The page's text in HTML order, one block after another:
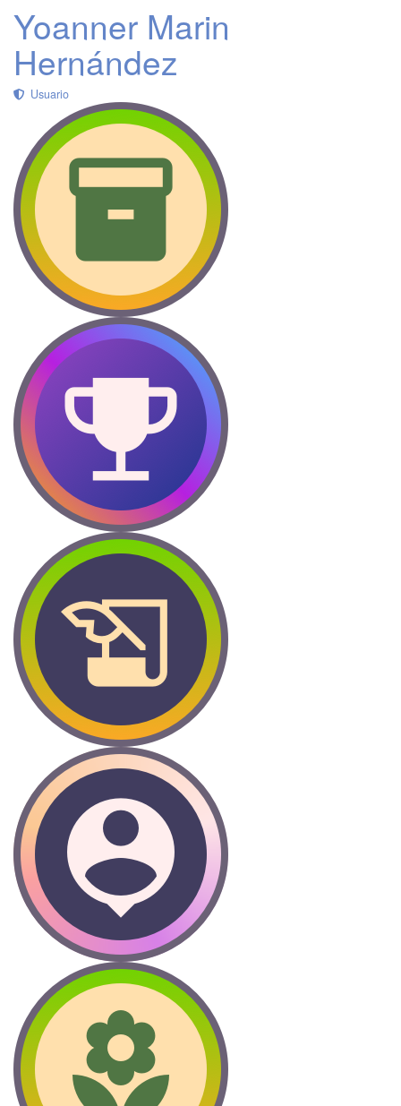
Yoanner Marin
Hernández
Usuario